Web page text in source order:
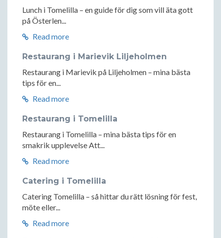
Lunch i Tomelilla – en guide för dig som vill äta gott
på Österlen...
Read more
Restaurang i Marievik Liljeholmen
Restaurang i Marievik på Liljeholmen – mina bästa
tips för en...
Read more
Restaurang i Tomelilla
Restaurang i Tomelilla – mina bästa tips för en
smakrik upplevelse Att...
Read more
Catering i Tomelilla
Catering Tomelilla – så hittar du rätt lösning för fest,
möte eller...
Read more